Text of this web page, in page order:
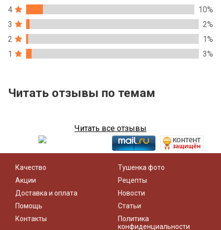
4
10%
3
2%
2
1%
1
3%
Читать отзывы по темам
Читать все отзывы
Качество
Акции
Доставка и оплата
Помощь
Контакты
Тушенка фото
Рецепты
Новости
Статьи
Политика
конфиденциальности